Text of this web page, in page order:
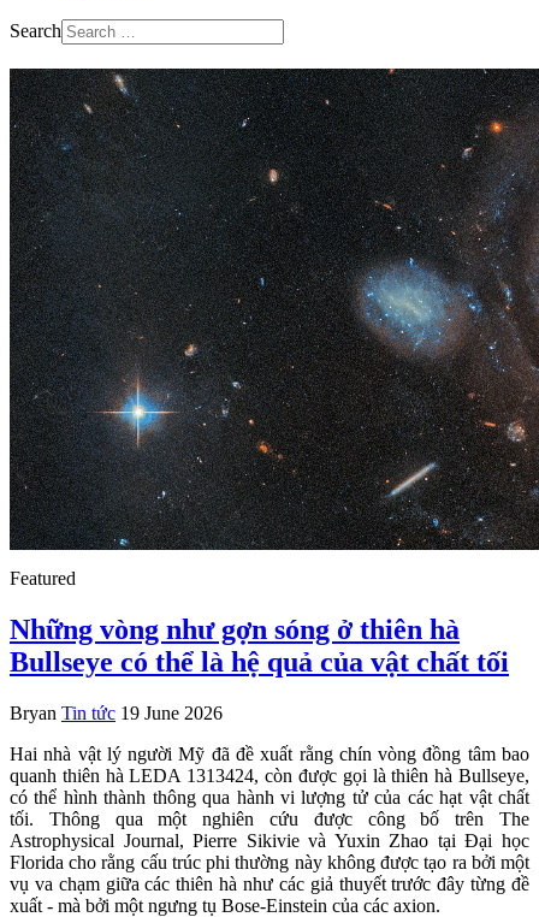
Search
Featured
Những vòng như gợn sóng ở thiên hà
Bullseye có thể là hệ quả của vật chất tối
Bryan Tin tức 19 June 2026
Hai nhà vật lý người Mỹ đã đề xuất rằng chín vòng đồng tâm bao
quanh thiên hà LEDA 1313424, còn được gọi là thiên hà Bullseye,
có thể hình thành thông qua hành vi lượng tử của các hạt vật chất
tối. Thông qua một nghiên cứu được công bố trên The
Astrophysical Journal, Pierre Sikivie và Yuxin Zhao tại Đại học
Florida cho rằng cấu trúc phi thường này không được tạo ra bởi một
vụ va chạm giữa các thiên hà như các giả thuyết trước đây từng đề
xuất - mà bởi một ngưng tụ Bose-Einstein của các axion.